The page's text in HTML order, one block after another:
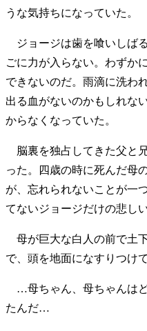
うな気持ちになっていた。
ジョージは歯を喰いしば
ごに力が入らない。わずか
できないのだ。雨滴に洗わ
出る血がないのかもしれな
からなくなっていた。
脳裏を独占してきた父と
った。四歳の時に死んだ母
が、忘れられないことが一
てないジョージだけの悲し
母が巨大な白人の前で土
で、頭を地面になすりつけ
…母ちゃん、母ちゃんは
たんだ…